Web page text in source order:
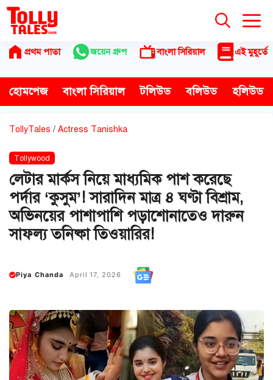
Skip
content
প্রথম পাতা জয়েন গ্রুপ বাংলা সিরিয়াল এই মুহূর্তে
হোমপেজ বাংলা সিরিয়াল টলিউড বলিউড হলিউড
TollyTales / Actress Tanishka
Tollywood
লেটার মার্কস নিয়ে মাধ্যমিক পাশ করেছে
পর্দার ‘কুসুম’! সারাদিন মাত্র ৪ ঘণ্টা বিশ্রাম,
অভিনয়ের পাশাপাশি পড়াশোনাতেও দারুন
সাফল্য তনিষ্কা তিওয়ারির!
Piya Chanda April 17, 2026